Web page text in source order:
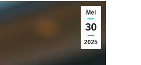
Mei
30
2025